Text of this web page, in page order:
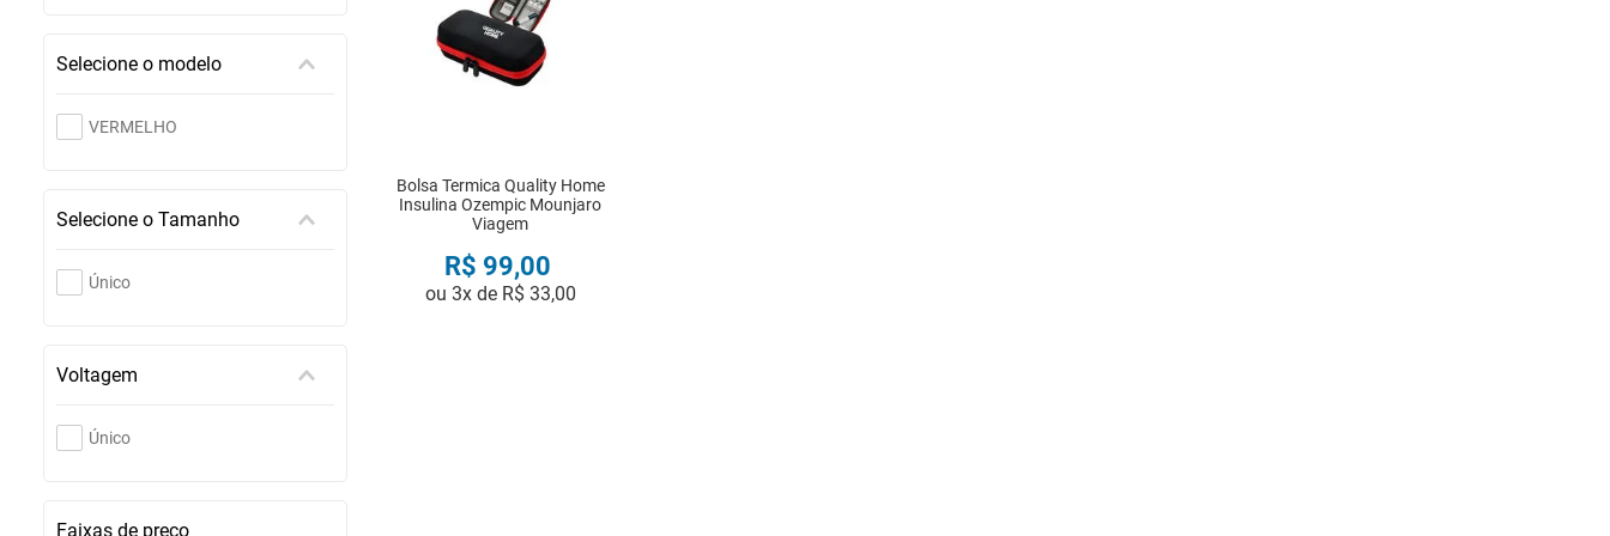
Selecione o modelo
VERMELHO
Selecione o Tamanho
Único
Voltagem
Único
Faixas de preço
Bolsa Termica Quality Home
Insulina Ozempic Mounjaro
Viagem
R$ 99,00
ou 3x de R$ 33,00